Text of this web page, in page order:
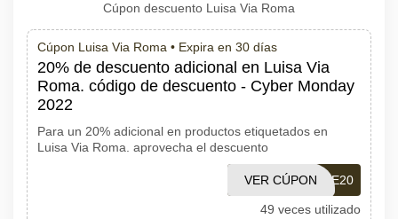
Cúpon descuento Luisa Via Roma
Cúpon Luisa Via Roma • Expira en 30 días
20% de descuento adicional en Luisa Via
Roma. código de descuento - Cyber Monday
2022
Para un 20% adicional en productos etiquetados en
Luisa Via Roma. aprovecha el descuento
WE20
VER CÚPON
49 veces utilizado